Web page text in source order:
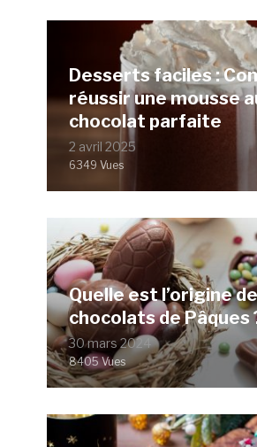
Desserts faciles :
réussir une mousse
chocolat parfaite
2 avril 2025
6349 Vues
Quelle est l’origine
chocolats de Pâques
30 mars 2024
8405 Vues